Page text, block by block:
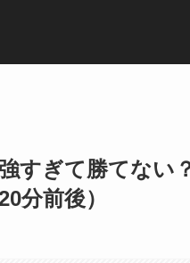
強すぎて勝てな
分前後）